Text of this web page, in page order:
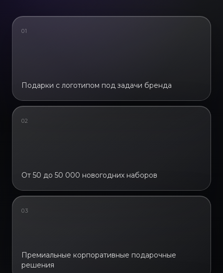
01
Подарки с логотипом под задачи бренда
02
От 50 до 50 000 новогодних наборов
03
Премиальные корпоративные подарочные
решения